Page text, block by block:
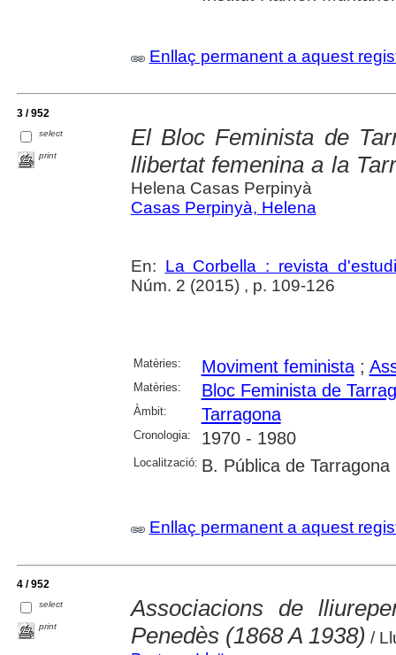
Enllaç permanent a aquest
3 / 952
select
print
El Bloc Feminista de
llibertat femenina a la
Helena Casas Perpinyà
Casas Perpinyà, Helena
En: La Corbella : revista
Núm. 2 (2015) , p. 109-126
Matèries: Moviment feminista;
Matèries: Bloc Feminista de
Àmbit: Tarragona
Cronologia: 1970 - 1980
Localització: B. Pública de Tarragona
Enllaç permanent a aquest
4 / 952
select
print
Associacions de
Penedès (1868 A 1938) /